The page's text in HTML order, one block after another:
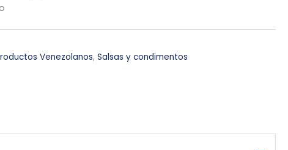
Venezolanos,Salsas y condimentos